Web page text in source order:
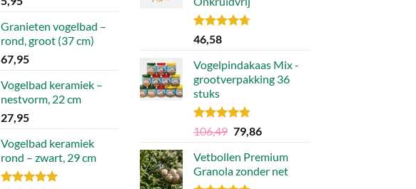
Granieten vogelbad –
rond, groot (37 cm)
67,95
Vogelbad keramiek –
nestvorm, 22 cm
27,95
Vogelbad keramiek
rond – zwart, 29 cm
Gewaardeerd
4.71
46,58
Vogelpindakaas Mix -
grootverpakking 36
stuks
Gewaardeerd
uit 5
106,49 Oorspronkelijke
was:
106,49.
79,86Huidige
is:
79,86.
Vetbollen Premium
Granola zonder net